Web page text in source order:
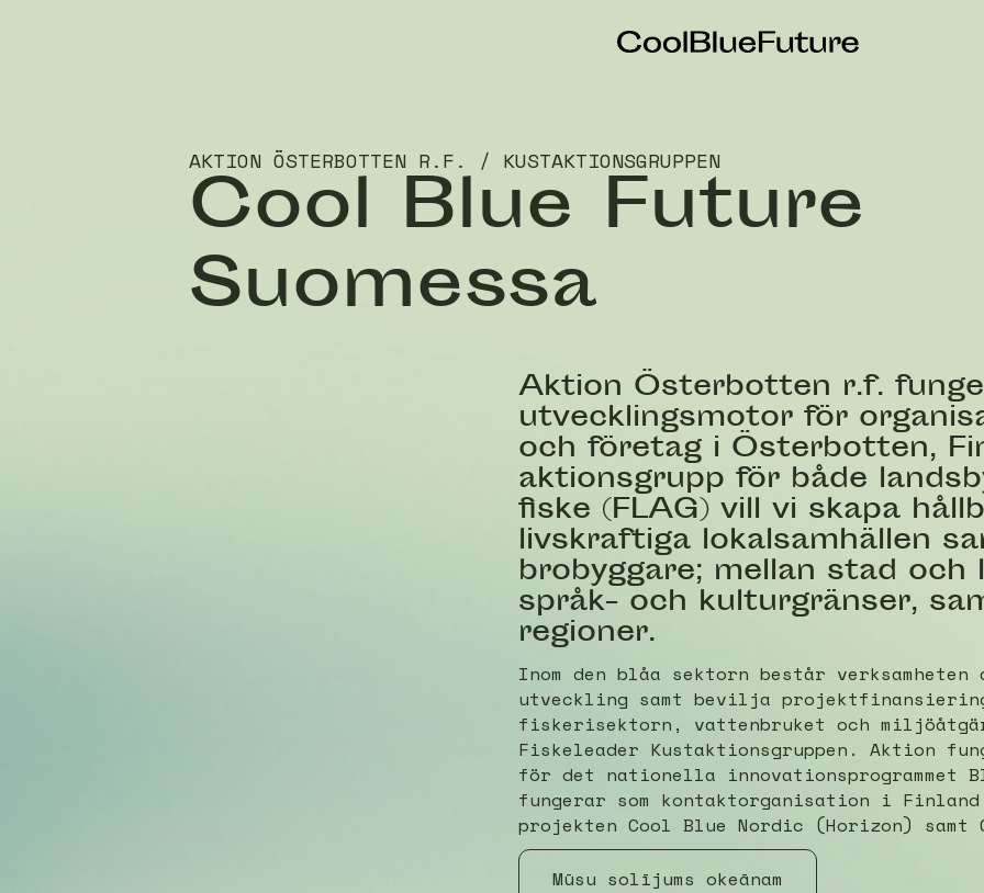
AKTION ÖSTERBOTTEN R.F. / KUSTAKTIONSGRUPPEN
Cool Blue Future
Suomessa
Aktion Österbotten r.f.
utvecklingsmotor för
och företag i Österbotten,
aktionsgrupp för både
fiske (FLAG) vill vi skapa
livskraftiga lokalsamhällen
brobyggare; mellan stad och
språk- och kulturgränser,
regioner.
Inom den blåa sektorn består
utveckling samt bevilja
fiskerisektorn, vattenbruket och
Fiskeleader Kustaktionsgruppen. Aktion
för det nationella innovationsprogrammet
fungerar som kontaktorganisation i
projekten Cool Blue Nordic (Horizon) samt
Mūsu solījums okeānam